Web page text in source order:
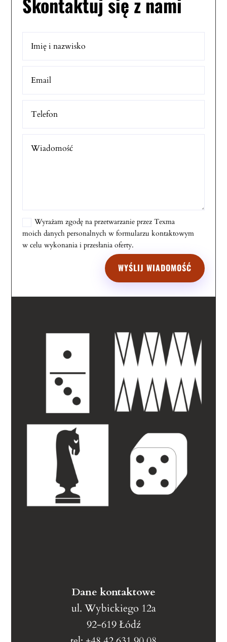
Wyrażam zgodę na przetwarzanie przez Texma
moich danych personalnych w formularzu kontaktowym
w celu wykonania i przesłania oferty.
WYŚLIJ WIADOMOŚĆ
Dane kontaktowe
ul. Wybickiego 12a
92-619 Łódź